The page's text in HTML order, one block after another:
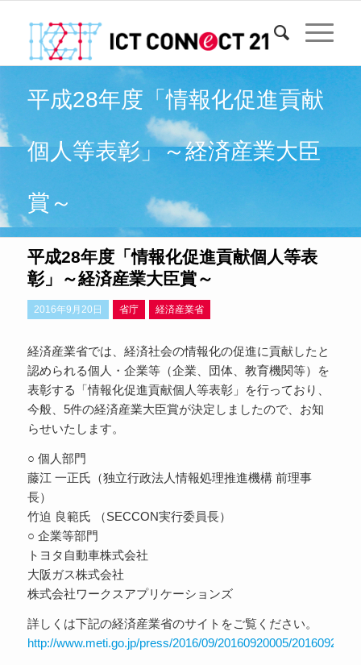
平成28年度「情報化促進貢献
個人等表彰」～経済産業大臣
賞～
平成28年度「情報化促進貢献個人等表
彰」～経済産業大臣賞～
2016年9月20日 省庁 経済産業省
経済産業省では、経済社会の情報化の促進に貢献したと
認められる個人・企業等（企業、団体、教育機関等）を
表彰する「情報化促進貢献個人等表彰」を行っており、
今般、5件の経済産業大臣賞が決定しましたので、お知
らせいたします。
○ 個人部門
藤江 一正氏（独立行政法人情報処理推進機構 前理事
長）
竹迫 良範氏 （SECCON実行委員長）
○ 企業等部門
トヨタ自動車株式会社
大阪ガス株式会社
株式会社ワークスアプリケーションズ
詳しくは下記の経済産業省のサイトをご覧ください。
http://www.meti.go.jp/press/2016/09/20160920005/